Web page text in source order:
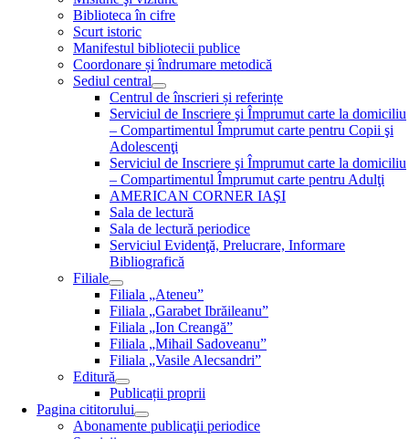
Biblioteca în cifre
Scurt istoric
Manifestul bibliotecii publice
Coordonare și îndrumare metodică
Sediul central
Centrul de înscrieri și referințe
Serviciul de Inscriere şi Împrumut carte la domiciliu
– Compartimentul Împrumut carte pentru Copii şi
Adolescenţi
Serviciul de Inscriere şi Împrumut carte la domiciliu
– Compartimentul Împrumut carte pentru Adulţi
AMERICAN CORNER IAŞI
Sala de lectură
Sala de lectură periodice
Serviciul Evidenţă, Prelucrare, Informare
Bibliografică
Filiale
Filiala „Ateneu”
Filiala „Garabet Ibrăileanu”
Filiala „Ion Creangă”
Filiala „Mihail Sadoveanu”
Filiala „Vasile Alecsandri”
Editură
Publicații proprii
Pagina cititorului
Abonamente publicaţii periodice